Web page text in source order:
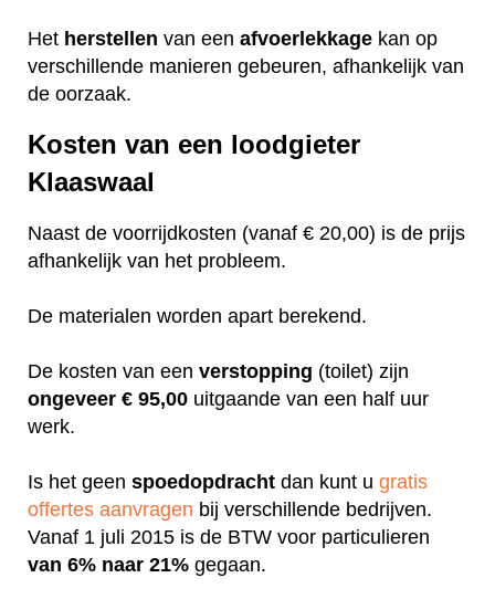
Het herstellen van een afvoerlekkage kan op
verschillende manieren gebeuren, afhankelijk van
de oorzaak.
Kosten van een loodgieter
Klaaswaal
Naast de voorrijdkosten (vanaf € 20,00) is de prijs
afhankelijk van het probleem.
De materialen worden apart berekend.
De kosten van een verstopping (toilet) zijn
ongeveer € 95,00 uitgaande van een half uur
werk.
Is het geen spoedopdracht dan kunt u gratis
offertes aanvragen bij verschillende bedrijven.
Vanaf 1 juli 2015 is de BTW voor particulieren
van 6% naar 21% gegaan.